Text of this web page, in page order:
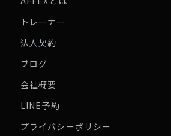
トレーナー
法人契約
ブログ
会社概要
LINE予約
プライバシーポリシー